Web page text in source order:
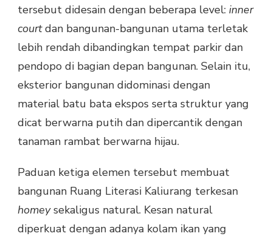
tersebut didesain dengan beberapa level: inner
courtdan bangunan-bangunan utama terletak
lebih rendah dibandingkan tempat parkir dan
pendopo di bagian depan bangunan. Selain itu,
eksterior bangunan didominasi dengan
material batu bata ekspos serta struktur yang
dicat berwarna putih dan dipercantik dengan
tanaman rambat berwarna hijau.
Paduan ketiga elemen tersebut membuat
bangunan Ruang Literasi Kaliurang terkesan
homeysekaligus natural. Kesan natural
diperkuat dengan adanya kolam ikan yang